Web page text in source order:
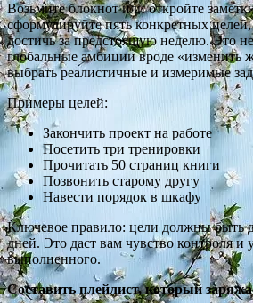
Возьмите блокнот или откройте
сформулируйте пять конкретных
достичь за предстоящую неделю. Это
глобальные амбиции вроде
выбрать реалистичные и измеримые
Примеры целей:
Закончить проект на работе
Посетить три тренировки
Прочитать 50 страниц книги
Позвонить старому другу
Навести порядок в шкафу
Ключевое правило: цели должны быть
дней. Это даст вам чувство контроля и
выполненного.
Составить плейлист, который